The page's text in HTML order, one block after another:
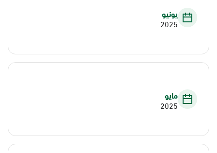
يونيو
2025
مايو
2025